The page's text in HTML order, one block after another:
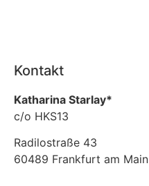
Kontakt
Katharina Starlay*
c/o HKS13
Radilostraße 43
60489 Frankfurt am Main